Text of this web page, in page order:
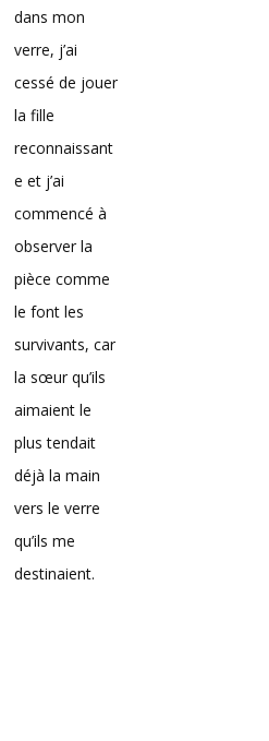
dans mon
verre, j’ai
cessé de jouer
la fille
reconnaissant
e et j’ai
commencé à
observer la
pièce comme
le font les
survivants, car
la sœur qu’ils
aimaient le
plus tendait
déjà la main
vers le verre
qu’ils me
destinaient.